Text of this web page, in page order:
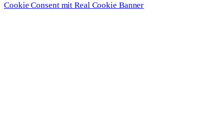
Cookie Consent mit Real Cookie Banner